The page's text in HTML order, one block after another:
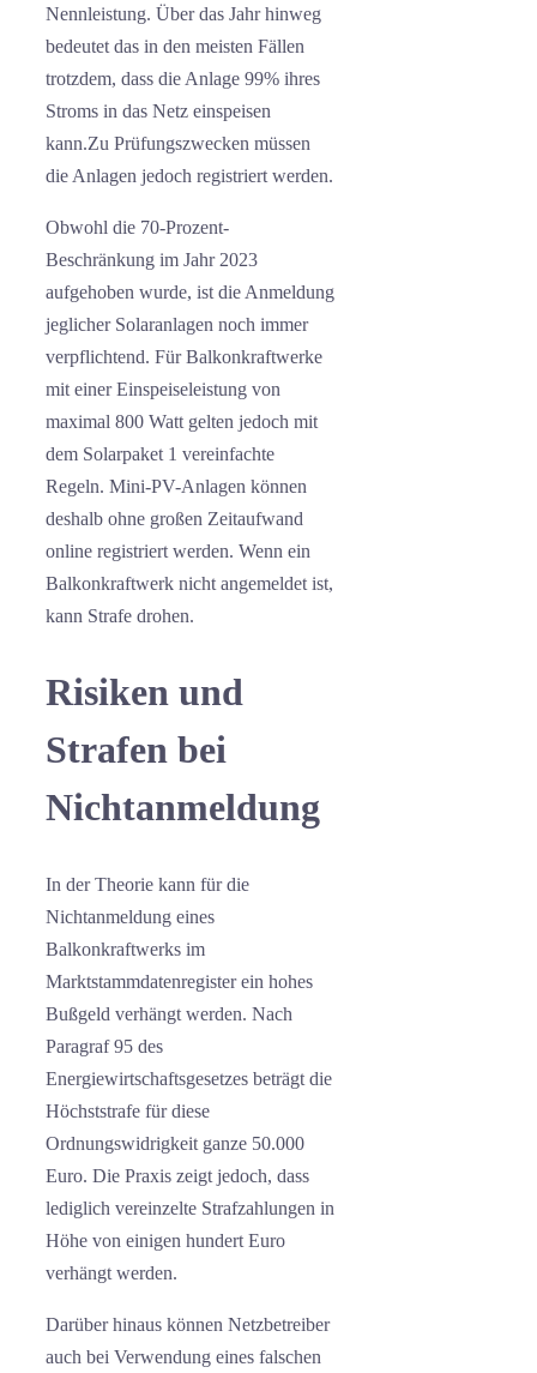
Nennleistung. Über das Jahr hinweg
bedeutet das in den meisten Fällen
trotzdem, dass die Anlage 99% ihres
Stroms in das Netz einspeisen
kann.Zu Prüfungszwecken müssen
die Anlagen jedoch registriert werden.
Obwohl die 70-Prozent-
Beschränkung im Jahr 2023
aufgehoben wurde, ist die Anmeldung
jeglicher Solaranlagen noch immer
verpflichtend. Für Balkonkraftwerke
mit einer Einspeiseleistung von
maximal 800 Watt gelten jedoch mit
dem Solarpaket 1 vereinfachte
Regeln. Mini-PV-Anlagen können
deshalb ohne großen Zeitaufwand
online registriert werden. Wenn ein
Balkonkraftwerk nicht angemeldet ist,
kann Strafe drohen.
Risiken und
Strafen bei
Nichtanmeldung
In der Theorie kann für die
Nichtanmeldung eines
Balkonkraftwerks im
Marktstammdatenregister ein hohes
Bußgeld verhängt werden. Nach
Paragraf 95 des
Energiewirtschaftsgesetzes beträgt die
Höchststrafe für diese
Ordnungswidrigkeit ganze 50.000
Euro. Die Praxis zeigt jedoch, dass
lediglich vereinzelte Strafzahlungen in
Höhe von einigen hundert Euro
verhängt werden.
Darüber hinaus können Netzbetreiber
auch bei Verwendung eines falschen